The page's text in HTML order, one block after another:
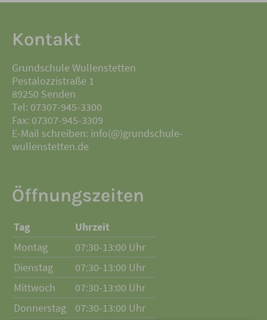
Kontakt
Grundschule Wullenstetten
Pestalozzistraße 1
89250 Senden
Tel: 07307-945-3300
Fax: 07307-945-3309
E-Mail schreiben: info(@)grundschule-
wullenstetten.de
Öffnungszeiten
Tag
Uhrzeit
Montag
07:30-13:00 Uhr
Dienstag
07:30-13:00 Uhr
Mittwoch
07:30-13:00 Uhr
Donnerstag
07:30-13:00 Uhr